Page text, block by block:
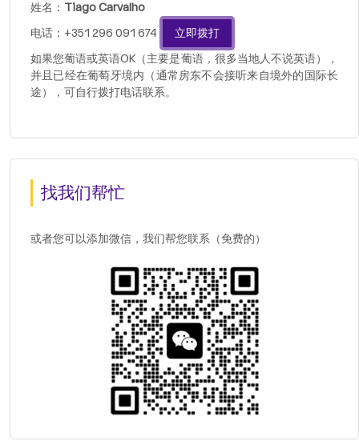
姓名： Tiago Carvalho
电话：+351 296 091 674
立即拨打
如果您葡语或英语OK（主要是葡语，很多当地人不说英语），
并且已经在葡萄牙境内（通常房东不会接听来自境外的国际长
途），可自行拨打电话联系。
找我们帮忙
或者您可以添加微信，我们帮您联系（免费的）